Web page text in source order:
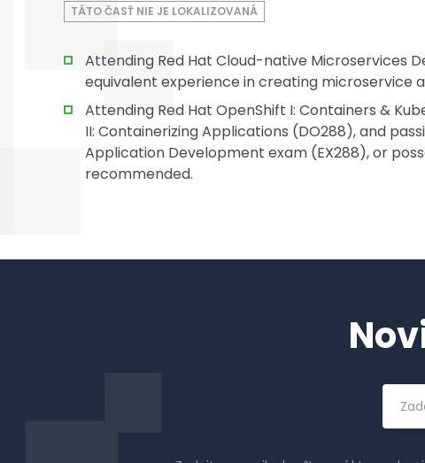
TÁTO ČASŤ NIE JE LOKALIZOVANÁ
Attending Red Hat Cloud-native Microservices
equivalent experience in creating microservice
Attending Red Hat OpenShift I: Containers &
II: Containerizing Applications (DO288), and
Application Development exam (EX288), or
recommended.